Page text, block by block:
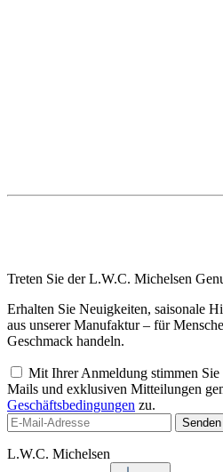
Treten Sie der L.W.C. Michelsen
Erhalten Sie Neuigkeiten, saisonale
aus unserer Manufaktur – für
Geschmack handeln.
Mit Ihrer Anmeldung stimmen
Mails und exklusiven Mitteilungen
Geschäftsbedingungen zu.
Senden
L.W.C. Michelsen